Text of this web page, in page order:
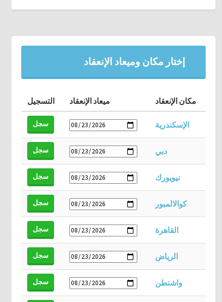
إختار مكان وميعاد الإنعقاد
مكان الإنعقاد ميعاد الإنعقاد التسجيل
الإسكندرية سجل
دبي سجل
نيويورك سجل
كوالالمبور سجل
القاهرة سجل
الرياض سجل
واشنطن سجل